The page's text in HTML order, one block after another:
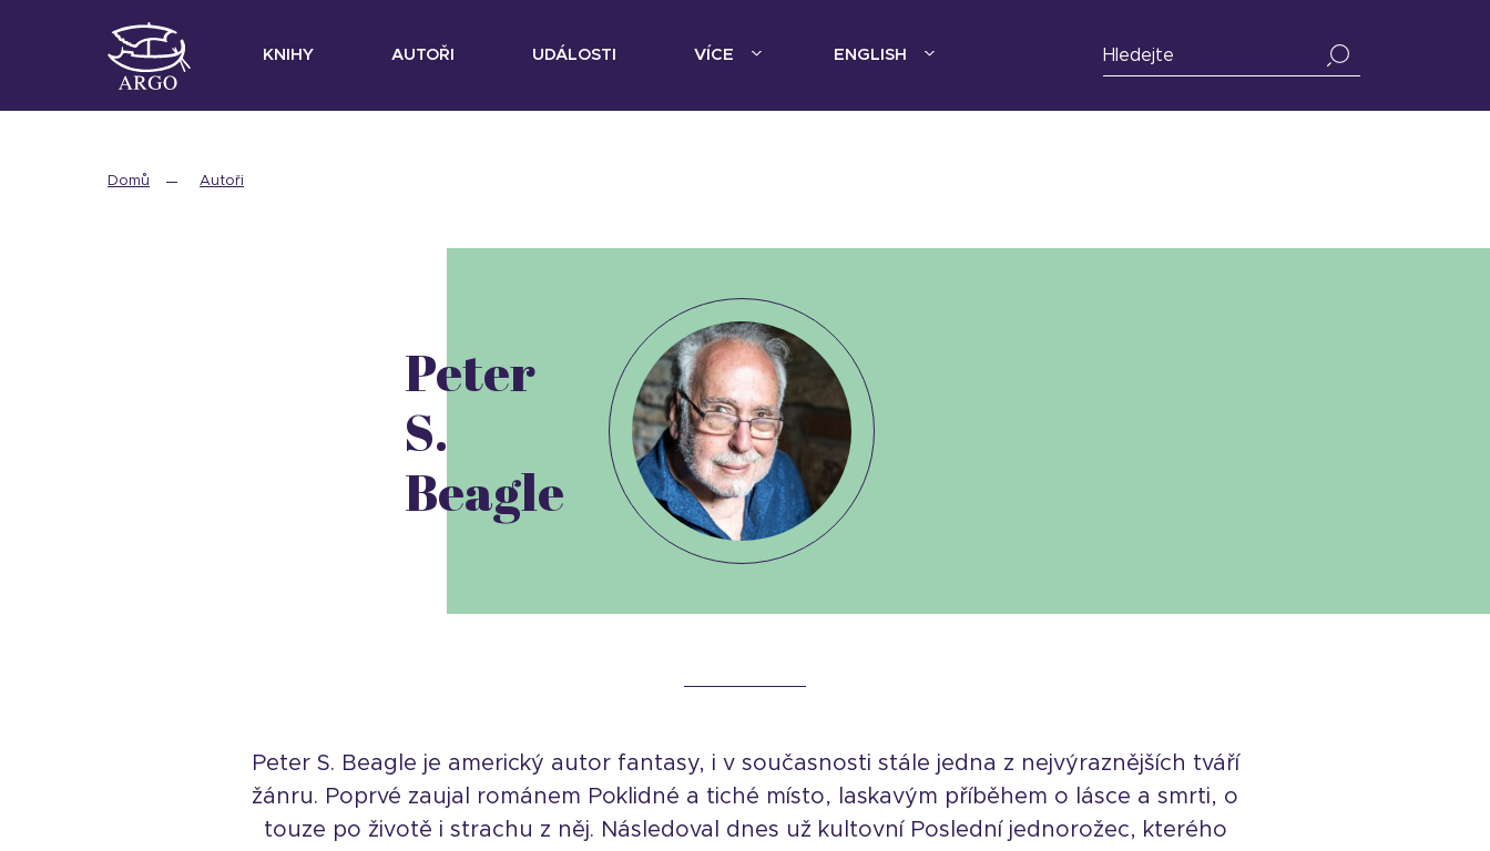
KNIHY AUTOŘI UDÁLOSTI VÍCE ENGLISH
Domů Autoři
Peter
S.
Beagle
Peter S. Beagle je americký autor fantasy, i v současnosti stále jedna z nejvýraznějších tváří
žánru. Poprvé zaujal románem Poklidné a tiché místo, laskavým příběhem o lásce a smrti, o
touze po životě i strachu z něj. Následoval dnes už kultovní Poslední jednorožec, kterého